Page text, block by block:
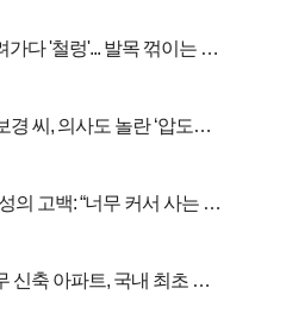
가다 '철렁'... 발목 꺾이는 이
경 씨, 의사도 놀란 ‘압도적
의 고백: “너무 커서 사는 게
신축 아파트, 국내 최초 반